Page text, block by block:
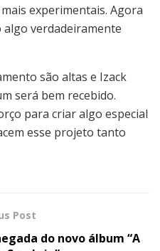
experimentais. Agora
verdadeiramente
são altas e Izack
será bem recebido.
para criar algo especial
esse projeto tanto
Post
do novo álbum “A